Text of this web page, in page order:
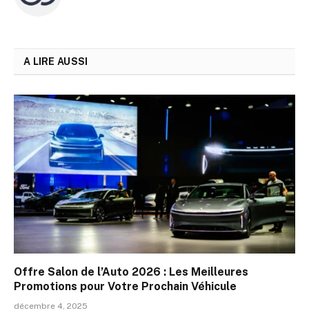
A LIRE AUSSI
Offre Salon de l’Auto 2026 : Les Meilleures
Promotions pour Votre Prochain Véhicule
décembre 4, 2025